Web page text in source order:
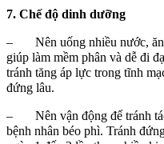
7. Chế độ dinh dưỡng
– Nên uống nhiều nước, ăn
giúp làm mềm phân và dễ đi
tránh tăng áp lực trong tĩnh
đứng lâu.
– Nên vận động để tránh
bệnh nhân béo phì. Tránh